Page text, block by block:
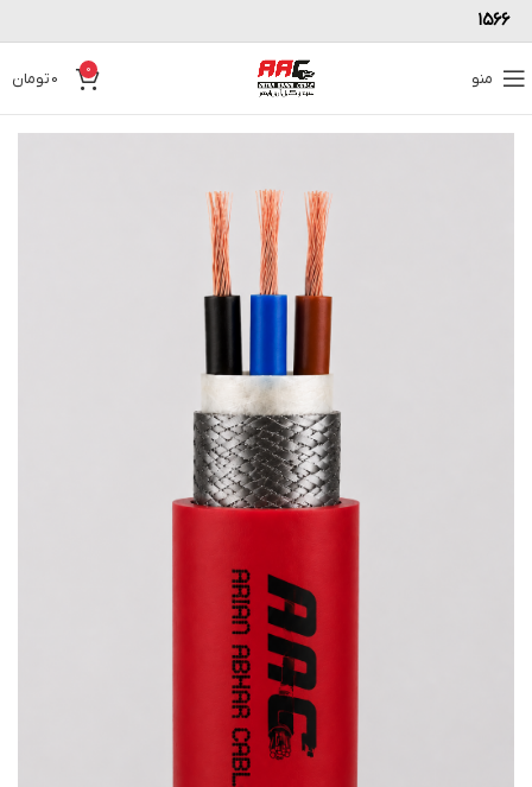
۱۵۶۶
منو 0
0تومان